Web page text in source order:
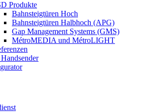
Produkte
Bahnsteigtüren Hoch
Bahnsteigtüren Halbhoch (APG)
Gap Management Systems (GMS)
MétroMEDIA und MétroLIGHT